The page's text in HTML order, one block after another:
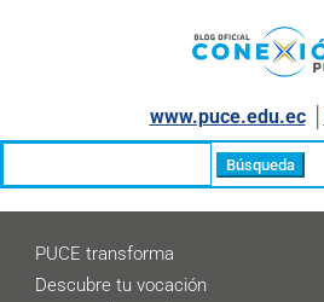
www.puce.edu.ec│
PUCE transforma
Descubre tu vocación